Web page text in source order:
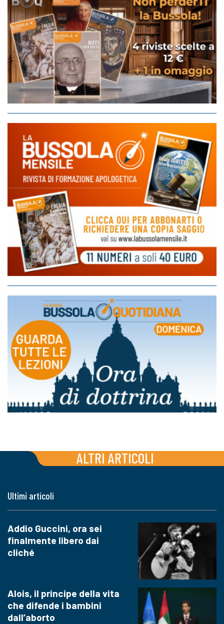
ALTRI ARTICOLI
Ultimi articoli
Addio Guccini, ora sei
finalmente libero dai
cliché
Alois, il principe della vita
che difende i bambini
dall’aborto